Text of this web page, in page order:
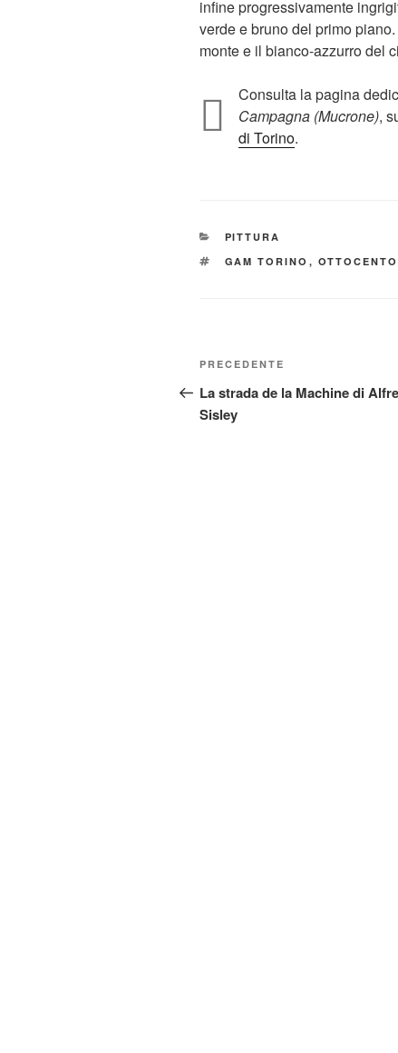
infine progressivamente
verde e bruno del primo
monte e il bianco-azzurro del
Consulta la pagina
Campagna (Mucrone),
di Torino.
CATEGORIE
PITTURA
TAG
GAM TORINO , OTTOCENTO
Navigazione
articoli
Articolo
precedente:
PRECEDENTE
La strada de la Machine di
Sisley